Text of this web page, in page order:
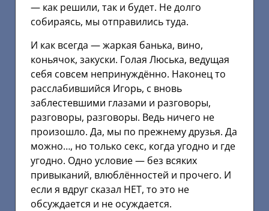
— как решили, так и будет. Не долго
собираясь, мы отправились туда.
И как всегда — жаркая банька, вино,
коньячок, закуски. Голая Люська, ведущая
себя совсем непринуждённо. Наконец то
расслабившийся Игорь, с вновь
заблестевшими глазами и разговоры,
разговоры, разговоры. Ведь ничего не
произошло. Да, мы по прежнему друзья. Да
можно…, но только секс, когда угодно и где
угодно. Одно условие — без всяких
привыканий, влюблённостей и прочего. И
если я вдруг сказал НЕТ, то это не
обсуждается и не осуждается.